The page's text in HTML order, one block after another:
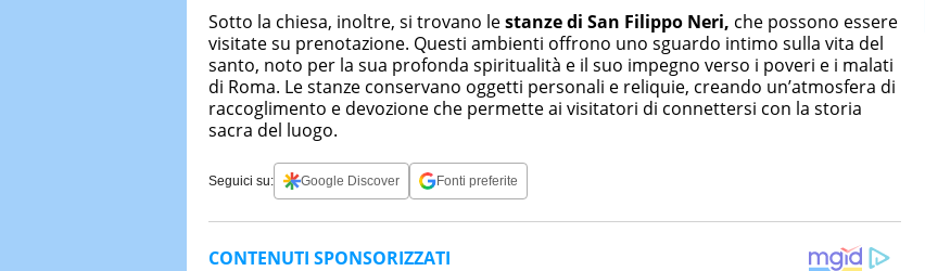
Sotto la chiesa, inoltre, si trovano lestanze di San Filippo Neri, che possono essere
visitate su prenotazione. Questi ambienti offrono uno sguardo intimo sulla vita del
santo, noto per la sua profonda spiritualità e il suo impegno verso i poveri e i malati
di Roma. Le stanze conservano oggetti personali e reliquie, creando un’atmosfera di
raccoglimento e devozione che permette ai visitatori di connettersi con la storia
sacra del luogo.
Seguici su: Google Discover Fonti preferite